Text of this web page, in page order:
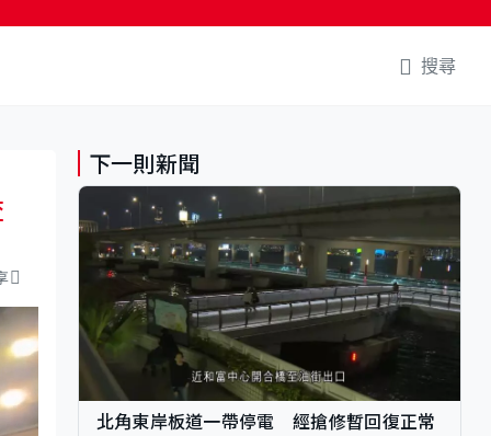
搜尋
下一則新聞
北角東岸板道一帶停電 經搶修暫回復正常